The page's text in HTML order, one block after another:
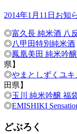
2014年1月11日 お知
◎富久長 純米酒 八
◎八甲田特別純米酒
◎鳳凰美田 純米吟
県】
◎やまとしずくユ
田県】
◎玉川 純米吟醸 福
◎EMISHIKI
どぶろく